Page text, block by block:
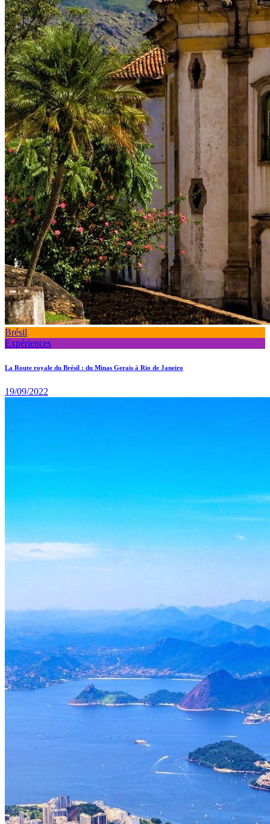
Brésil
Expériences
La Route royale du Brésil : du Minas Gerais à Rio de Janeiro
19/09/2022